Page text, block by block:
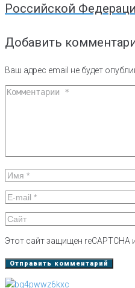
Российской
Добавить
Ваш адрес email не будет
Этот сайт защищен reCAPTCHA